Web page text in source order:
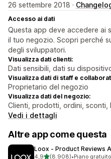
26 settembre 2018 ·
Accesso ai dati
Questa app deve accedere ai
il tuo negozio. Scopri perché
degli sviluppatori.
Visualizza dati clienti:
Dati sensibili, dati su
Visualizza dati di staff e
Proprietario del negozio
Visualizza dati del negozio:
Clienti, prodotti, ordini, sconti,
Vedi i dettagli
Altre app come questa
Loox ‑ Product Reviews
4,9stelle su 5
(8.908)•Piano